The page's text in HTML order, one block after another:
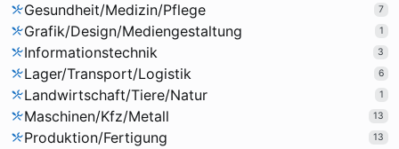
Gesundheit/Medizin/Pflege 7
Grafik/Design/Mediengestaltung 1
Informationstechnik 3
Lager/Transport/Logistik 6
Landwirtschaft/Tiere/Natur 1
Maschinen/Kfz/Metall 13
Produktion/Fertigung 13